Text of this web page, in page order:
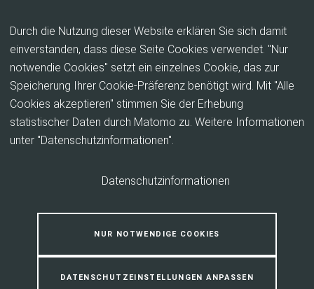
Durch die Nutzung dieser Website erklären Sie sich damit
einverstanden, dass diese Seite Cookies verwendet. "Nur
notwendie Cookies" setzt ein einzelnes Cookie, das zur
Speicherung Ihrer Cookie-Präferenz benötigt wird. Mit "Alle
Cookies akzeptieren" stimmen Sie der Erhebung
statistischer Daten durch Matomo zu. Weitere Informationen
unter "Datenschutzinformationen".
Datenschutzinformationen
NUR NOTWENDIGE COOKIES
DATENSCHUTZEINSTELLUNGEN ANPASSEN
Bildergalerie Freiwilligentag
2019
Freiwillige im Einsatz auf verschiedenen Projekten